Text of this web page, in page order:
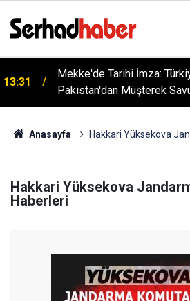
Mekke'de Tarihi İmza:
Pakistan'dan Müşterek
18:28
YÜSİAD’dan Sanayiye
Bayram’dan Davut Tatar’a
Anasayfa Hakkari Yüksekova
Hakkari Yüksekova
Haberleri